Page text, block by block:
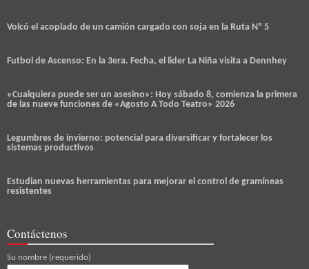
Volcó el acoplado de un camión cargado con soja en la Ruta Nº 5
Futbol de Ascenso: En la 3era. Fecha, el lider La Niña visita a Dennhey
«Cualquiera puede ser un asesino»: Hoy sábado 8, comienza la primera
de las nueve funciones de «Agosto A Todo Teatro» 2026
Legumbres de invierno: potencial para diversificar y fortalecer los
sistemas productivos
Estudian nuevas herramientas para mejorar el control de gramíneas
resistentes
Contáctenos
Su nombre (requerido)